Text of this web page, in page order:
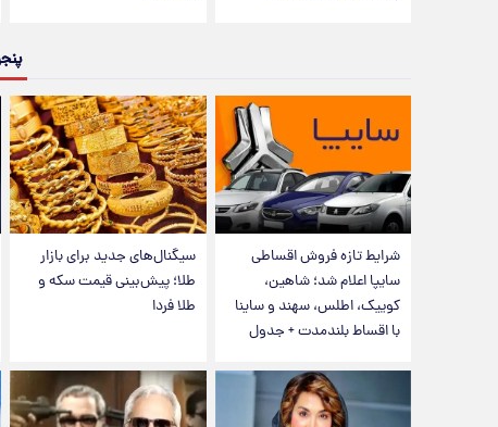
شرایط تازه فروش اقساطی
سایپا اعلام شد؛ شاهین،
کوییک، اطلس، سهند و ساینا
با اقساط بلندمدت + جدول
سیگنال‌های جدید برای بازار
طلا؛ پیش‌بینی قیمت سکه و
طلا فردا